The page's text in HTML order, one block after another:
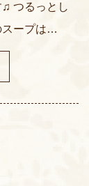
つるっとし
スープは…